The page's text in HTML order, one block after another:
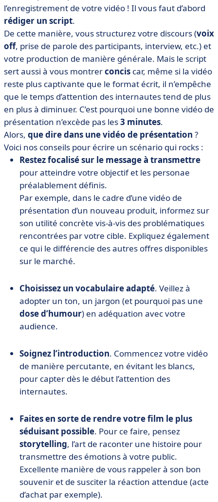
l’enregistrement de votre vidéo ! Il vous faut d’abord
rédiger un script.
De cette manière, vous structurez votre discours (voix
off, prise de parole des participants, interview, etc.) et
votre production de manière générale. Mais le script
sert aussi à vous montrerconcis car, même si la vidéo
reste plus captivante que le format écrit, il n’empêche
que le temps d’attention des internautes tend de plus
en plus à diminuer. C’est pourquoi une bonne vidéo de
présentation n’excède pas les3 minutes.
Alors, que dire dans une vidéo de présentation ?
Voici nos conseils pour écrire un scénario qui rocks :
Restez focalisé sur le message à transmettre
pour atteindre votre objectif et les personae
préalablement définis.
Par exemple, dans le cadre d’une vidéo de
présentation d’un nouveau produit, informez sur
son utilité concrète vis-à-vis des problématiques
rencontrées par votre cible. Expliquez également
ce qui le différencie des autres offres disponibles
sur le marché.
Choisissez un vocabulaire adapté. Veillez à
adopter un ton, un jargon (et pourquoi pas une
dose d’humour) en adéquation avec votre
audience.
Soignez l’introduction. Commencez votre vidéo
de manière percutante, en évitant les blancs,
pour capter dès le début l’attention des
internautes.
Faites en sorte de rendre votre film le plus
séduisant possible. Pour ce faire, pensez
storytelling, l’art de raconter une histoire pour
transmettre des émotions à votre public.
Excellente manière de vous rappeler à son bon
souvenir et de susciter la réaction attendue (acte
d’achat par exemple).